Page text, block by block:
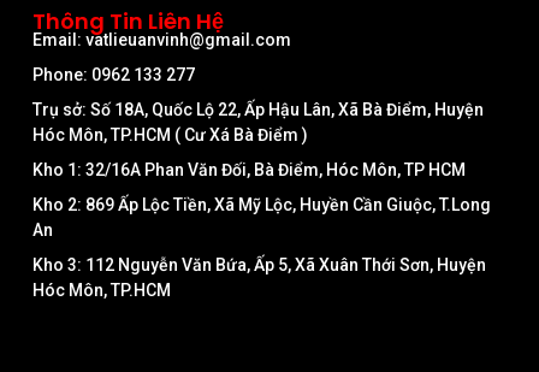
Thông Tin Liên Hệ
Email: vatlieuanvinh@gmail.com
Phone: 0962 133 277
Trụ sở: Số 18A, Quốc Lộ 22, Ấp Hậu Lân, Xã Bà Điểm, Huyện
Hóc Môn, TP.HCM ( Cư Xá Bà Điểm )
Kho 1: 32/16A Phan Văn Đối, Bà Điểm, Hóc Môn, TP HCM
Kho 2: 869 Ấp Lộc Tiền, Xã Mỹ Lộc, Huyền Cần Giuộc, T.Long
An
Kho 3: 112 Nguyễn Văn Bứa, Ấp 5, Xã Xuân Thới Sơn, Huyện
Hóc Môn, TP.HCM